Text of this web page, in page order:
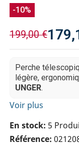
-10%
199,00 €
Perche
légère,
UNGER.
Voir plus
En stock 5
Référence